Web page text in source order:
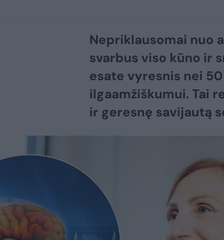
Nepriklausomai nuo
svarbus viso kūno ir
esate vyresnis nei
ilgaamžiškumui. Tai
ir geresnę savijautą